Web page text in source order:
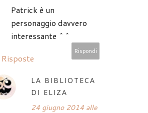
Patrick è un
personaggio davvero
interessante ^^
Rispondi
Risposte
LA BIBLIOTECA
DI ELIZA
24 giugno 2014 alle